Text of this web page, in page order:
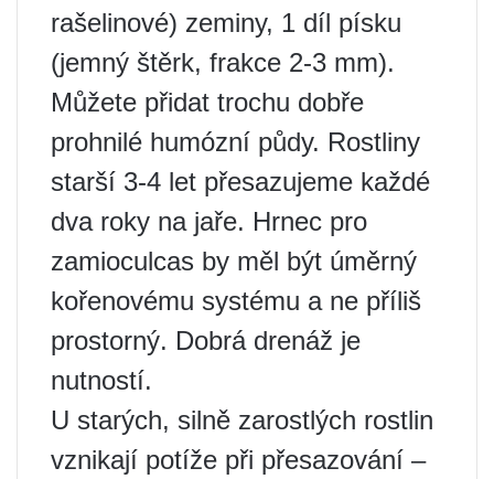
rašelinové) zeminy, 1 díl písku
(jemný štěrk, frakce 2-3 mm).
Můžete přidat trochu dobře
prohnilé humózní půdy. Rostliny
starší 3-4 let přesazujeme každé
dva roky na jaře. Hrnec pro
zamioculcas by měl být úměrný
kořenovému systému a ne příliš
prostorný. Dobrá drenáž je
nutností.
U starých, silně zarostlých rostlin
vznikají potíže při přesazování –